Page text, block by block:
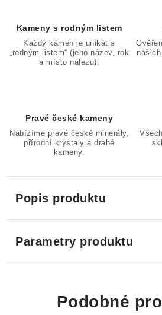
Kameny s rodným listem
Každý kámen je unikát s
„rodným listem“ (jeho název, rok
a místo nálezu).
Pravé české kameny
Nabízíme pravé české minerály,
přírodní krystaly a drahé
kameny.
Popis produktu
Parametry produktu
Podobné